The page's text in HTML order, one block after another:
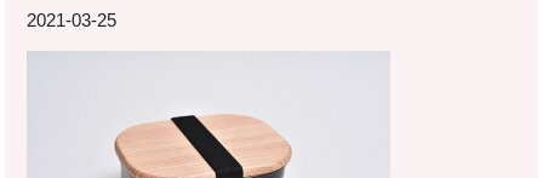
2021-03-25